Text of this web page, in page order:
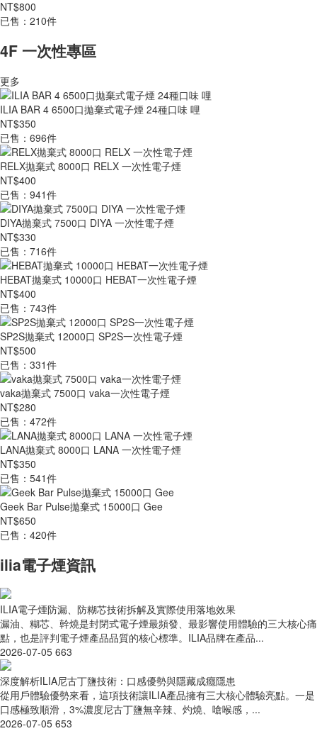
NT$800
已售：210件
4F 一次性專區
更多
ILIA BAR 4 6500口拋棄式電子煙 24種口味 哩
NT$350
已售：696件
RELX拋棄式 8000口 RELX 一次性電子煙
NT$400
已售：941件
DIYA拋棄式 7500口 DIYA 一次性電子煙
NT$330
已售：716件
HEBAT拋棄式 10000口 HEBAT一次性電子煙
NT$400
已售：743件
SP2S拋棄式 12000口 SP2S一次性電子煙
NT$500
已售：331件
vaka拋棄式 7500口 vaka一次性電子煙
NT$280
已售：472件
LANA拋棄式 8000口 LANA 一次性電子煙
NT$350
已售：541件
Geek Bar Pulse拋棄式 15000口 Gee
NT$650
已售：420件
ilia電子煙資訊
ILIA電子煙防漏、防糊芯技術拆解及實際使用落地效果
漏油、糊芯、幹燒是封閉式電子煙最頻發、最影響使用體驗的三大核心痛
點，也是評判電子煙產品品質的核心標準。ILIA品牌在產品...
2026-07-05 663
深度解析ILIA尼古丁鹽技術：口感優勢與隱藏成癮隱患
從用戶體驗優勢來看，這項技術讓ILIA產品擁有三大核心體驗亮點。一是
口感極致順滑，3%濃度尼古丁鹽無辛辣、灼燒、嗆喉感，...
2026-07-05 653